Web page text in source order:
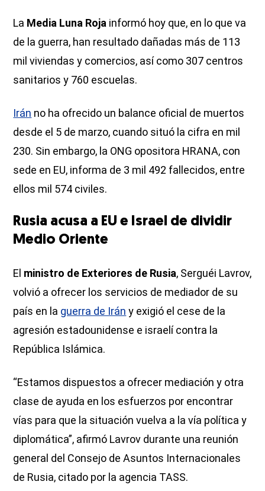
La Media Luna Roja informó hoy que, en lo que va
de la guerra, han resultado dañadas más de 113
mil viviendas y comercios, así como 307 centros
sanitarios y 760 escuelas.
Irán no ha ofrecido un balance oficial de muertos
desde el 5 de marzo, cuando situó la cifra en mil
230. Sin embargo, la ONG opositora HRANA, con
sede en EU, informa de 3 mil 492 fallecidos, entre
ellos mil 574 civiles.
Rusia acusa a EU e Israel de dividir
Medio Oriente
El ministro de Exteriores de Rusia, Serguéi Lavrov,
volvió a ofrecer los servicios de mediador de su
país en la guerra de Irán y exigió el cese de la
agresión estadounidense e israelí contra la
República Islámica.
“Estamos dispuestos a ofrecer mediación y otra
clase de ayuda en los esfuerzos por encontrar
vías para que la situación vuelva a la vía política y
diplomática”, afirmó Lavrov durante una reunión
general del Consejo de Asuntos Internacionales
de Rusia, citado por la agencia TASS.